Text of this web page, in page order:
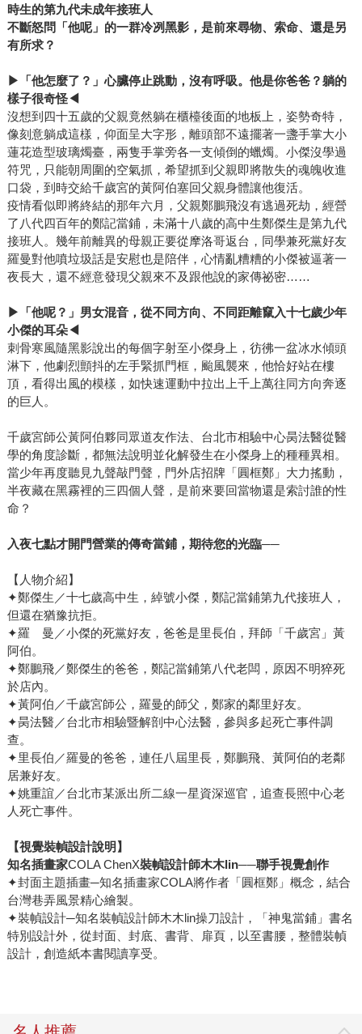
時生的第九代未成年接班人
不斷怒問「他呢」的一群冷冽黑影，是前來尋物、索命、還是另
有所求？
▶
「他怎麼了？」心臟停止跳動，沒有呼吸。他是你爸爸？躺的
樣子很奇怪◀
沒想到四十五歲的父親竟然躺在櫃檯後面的地板上，姿勢奇特，
像刻意躺成這樣，仰面呈大字形，離頭部不遠擺著一盞手掌大小
蓮花造型玻璃燭臺，兩隻手掌旁各一支傾倒的蠟燭。小傑沒學過
符咒，只能朝周圍的空氣抓，希望抓到父親即將散失的魂魄收進
口袋，到時交給千歲宮的黃阿伯塞回父親身體讓他復活。
疫情看似即將終結的那年六月，父親鄭鵬飛沒有逃過死劫，經營
了八代四百年的鄭記當鋪，未滿十八歲的高中生鄭傑生是第九代
接班人。幾年前離異的母親正要從摩洛哥返台，同學兼死黨好友
羅曼對他噴垃圾話是安慰也是陪伴，心情亂糟糟的小傑被逼著一
夜長大，還不經意發現父親來不及跟他說的家傳祕密……
▶
「他呢？」男女混音，從不同方向、不同距離竄入十七歲少年
小傑的耳朵◀
刺骨寒風隨黑影說出的每個字射至小傑身上，彷彿一盆冰水傾頭
淋下，他劇烈顫抖的左手緊抓門框，颱風襲來，他恰好站在樓
頂，看得出風的模樣，如快速運動中拉出上千上萬往同方向奔逐
的巨人。
千歲宮師公黃阿伯夥同眾道友作法、台北市相驗中心昺法醫從醫
學的角度診斷，都無法說明並化解發生在小傑身上的種種異相。
當少年再度聽見九聲敲門聲，門外店招牌「圓框鄭」大力搖動，
半夜藏在黑霧裡的三四個人聲，是前來要回當物還是索討誰的性
命？
入夜七點才開門營業的傳奇當鋪，期待您的光臨──
【人物介紹】
✦鄭傑生／十七歲高中生，綽號小傑，鄭記當鋪第九代接班人，
但還在猶豫抗拒。
✦羅 曼／小傑的死黨好友，爸爸是里長伯，拜師「千歲宮」黃
阿伯。
✦鄭鵬飛／鄭傑生的爸爸，鄭記當鋪第八代老闆，原因不明猝死
於店內。
✦黃阿伯／千歲宮師公，羅曼的師父，鄭家的鄰里好友。
✦昺法醫／台北市相驗暨解剖中心法醫，參與多起死亡事件調
查。
✦里長伯／羅曼的爸爸，連任八屆里長，鄭鵬飛、黃阿伯的老鄰
居兼好友。
✦姚重誼／台北市某派出所二線一星資深巡官，追查長照中心老
人死亡事件。
【視覺裝幀設計說明】
知名插畫家COLA ChenX裝幀設計師木木lin──聯手視覺創作
✦封面主題插畫─知名插畫家COLA將作者「圓框鄭」概念，結合
台灣巷弄風景精心繪製。
✦裝幀設計─知名裝幀設計師木木lin操刀設計，「神鬼當鋪」書名
特別設計外，從封面、封底、書背、扉頁，以至書腰，整體裝幀
設計，創造紙本書閱讀享受。